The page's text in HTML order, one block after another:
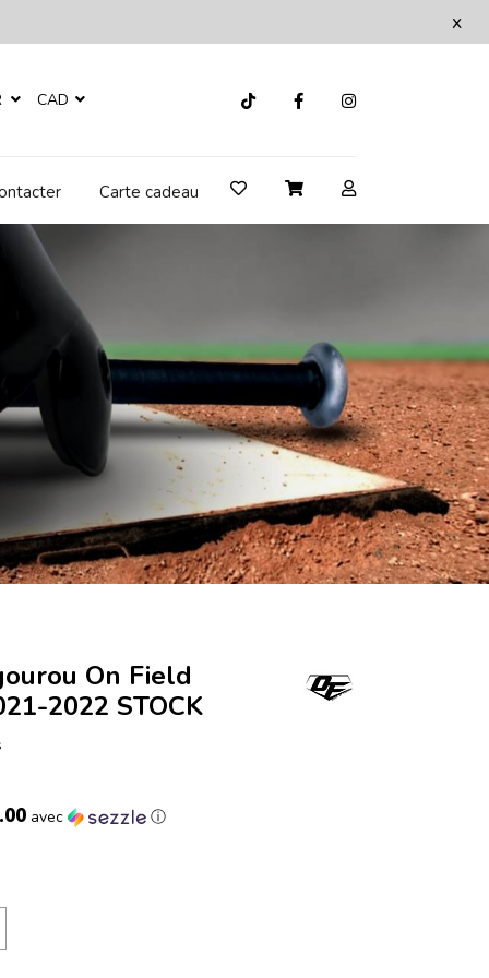
x
CAD
Carte cadeau
On Field
2022 STOCK
avec ⓘ